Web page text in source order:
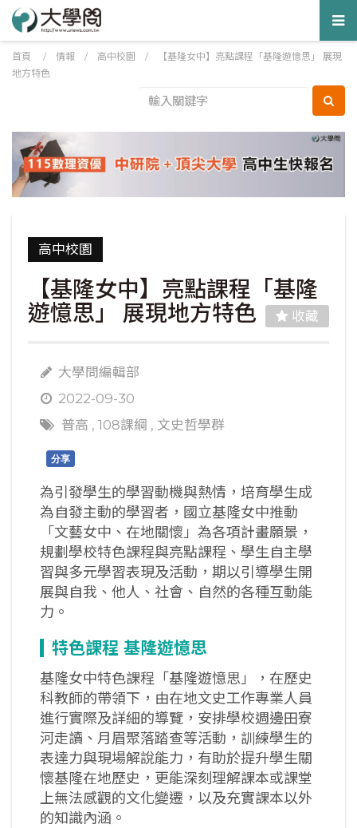
首頁 / 情報 / 高中校園 /
【基隆女中】亮點課程「基隆遊憶思」 展現
地方特色
高中校園
【基隆女中】亮點課程「基隆
遊憶思」 展現地方特色
收藏
大學問編輯部
2022-09-30
普高 , 108課綱 , 文史哲學群
分享
為引發學生的學習動機與熱情，培育學生成
為自發主動的學習者，國立基隆女中推動
「文藝女中、在地關懷」為各項計畫願景，
規劃學校特色課程與亮點課程、學生自主學
習與多元學習表現及活動，期以引導學生開
展與自我、他人、社會、自然的各種互動能
力。
特色課程 基隆遊憶思
基隆女中特色課程「基隆遊憶思」，在歷史
科教師的帶領下，由在地文史工作專業人員
進行實際及詳細的導覽，安排學校週邊田寮
河走讀、月眉聚落踏查等活動，訓練學生的
表達力與現場解說能力，有助於提升學生關
懷基隆在地歷史，更能深刻理解課本或課堂
上無法感觀的文化變遷，以及充實課本以外
的知識內涵。